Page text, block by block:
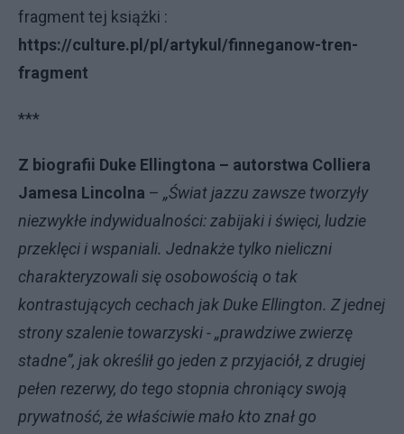
fragment tej książki :
https://culture.pl/pl/artykul/finneganow-tren-
fragment
***
Z biografii Duke Ellingtona – autorstwa Colliera
Jamesa Lincolna – „Świat jazzu zawsze tworzyły
niezwykłe indywidualności: zabijaki i święci, ludzie
przeklęci i wspaniali. Jednakże tylko nieliczni
charakteryzowali się osobowością o tak
kontrastujących cechach jak Duke Ellington. Z jednej
strony szalenie towarzyski - „prawdziwe zwierzę
stadne”, jak określił go jeden z przyjaciół, z drugiej
pełen rezerwy, do tego stopnia chroniący swoją
prywatność, że właściwie mało kto znał go